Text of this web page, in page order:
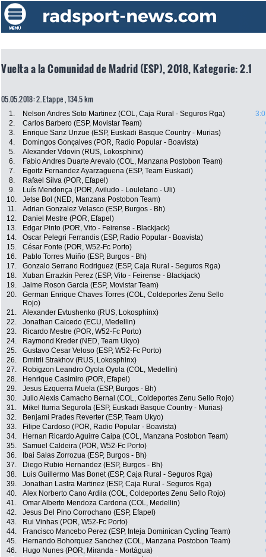
Vuelta a la Comunidad de Madrid (ESP), 2018, Kategorie: 2.1
05.05.2018: 2. Etappe , 134.5 km
1. Nelson Andres Soto Martinez (COL, Caja Rural - Seguros Rga)
2.
Carlos Barbero (ESP, Movistar Team)
3.
Enrique Sanz Unzue (ESP, Euskadi Basque Country - Murias)
4.
Domingos Gonçalves (POR, Radio Popular - Boavista)
5.
Alexander Vdovin (RUS, Lokosphinx)
6.
Fabio Andres Duarte Arevalo (COL, Manzana Postobon Team)
7.
Egoitz Fernandez Ayarzaguena (ESP, Team Euskadi)
8.
Rafael Silva (POR, Efapel)
9.
Luís Mendonça (POR, Aviludo - Louletano - Uli)
10.
Jetse Bol (NED, Manzana Postobon Team)
11.
Adrian Gonzalez Velasco (ESP, Burgos - Bh)
12.
Daniel Mestre (POR, Efapel)
13.
Edgar Pinto (POR, Vito - Feirense - Blackjack)
14.
Oscar Pelegri Ferrandis (ESP, Radio Popular - Boavista)
15.
César Fonte (POR, W52-Fc Porto)
16.
Pablo Torres Muiño (ESP, Burgos - Bh)
17.
Gonzalo Serrano Rodriguez (ESP, Caja Rural - Seguros Rga)
18.
Xuban Errazkin Perez (ESP, Vito - Feirense - Blackjack)
19.
Jaime Roson Garcia (ESP, Movistar Team)
20.
German Enrique Chaves Torres (COL, Coldeportes Zenu Sello
Rojo)
21. Alexander Evtushenko (RUS, Lokosphinx)
22.
Jonathan Caicedo (ECU, Medellin)
23.
Ricardo Mestre (POR, W52-Fc Porto)
24.
Raymond Kreder (NED, Team Ukyo)
25.
Gustavo Cesar Veloso (ESP, W52-Fc Porto)
26.
Dmitrii Strakhov (RUS, Lokosphinx)
27.
Robigzon Leandro Oyola Oyola (COL, Medellin)
28.
Henrique Casimiro (POR, Efapel)
29.
Jesus Ezquerra Muela (ESP, Burgos - Bh)
30.
Julio Alexis Camacho Bernal (COL, Coldeportes Zenu Sello Rojo)
31.
Mikel Iturria Segurola (ESP, Euskadi Basque Country - Murias)
32.
Benjami Prades Reverter (ESP, Team Ukyo)
33.
Filipe Cardoso (POR, Radio Popular - Boavista)
34.
Hernan Ricardo Aguirre Caipa (COL, Manzana Postobon Team)
35.
Samuel Caldeira (POR, W52-Fc Porto)
36.
Ibai Salas Zorrozua (ESP, Burgos - Bh)
37.
Diego Rubio Hernandez (ESP, Burgos - Bh)
38.
Luis Guillermo Mas Bonet (ESP, Caja Rural - Seguros Rga)
39.
Jonathan Lastra Martinez (ESP, Caja Rural - Seguros Rga)
40.
Alex Norberto Cano Ardila (COL, Coldeportes Zenu Sello Rojo)
41.
Omar Alberto Mendoza Cardona (COL, Medellin)
42.
Jesus Del Pino Corrochano (ESP, Efapel)
43.
Rui Vinhas (POR, W52-Fc Porto)
44.
Francisco Mancebo Perez (ESP, Inteja Dominican Cycling Team)
45.
Hernando Bohorquez Sanchez (COL, Manzana Postobon Team)
46.
Hugo Nunes (POR, Miranda - Mortágua)